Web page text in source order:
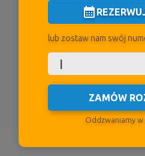
calendar_month
lub zostaw nam swój
ZAMÓW
Oddzwaniamy w